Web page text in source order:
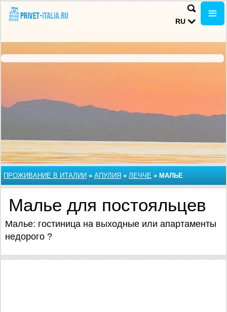
RU
ПРОЖИВАНИЕ В ИТАЛИИ » АПУЛИЯ » ЛЕЧЧЕ » МАЛЬЕ
Малье для постояльцев
Малье: гостиница на выходные или апартаменты
недорого ?